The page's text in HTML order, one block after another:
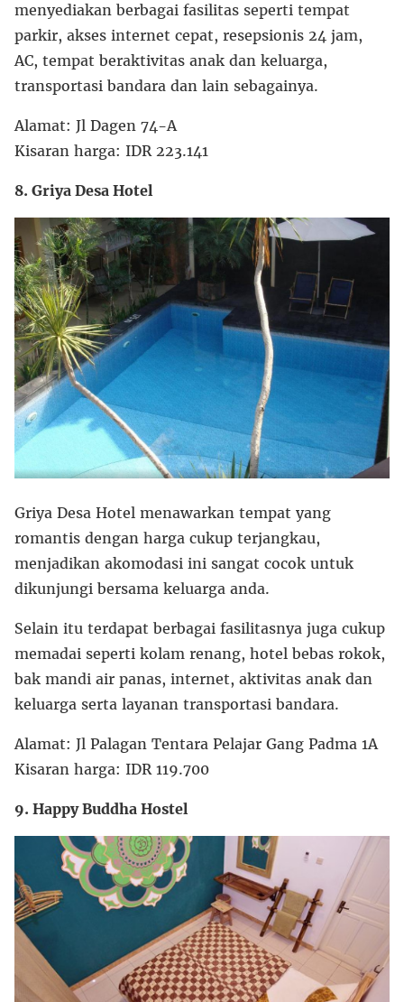
menyediakan berbagai fasilitas seperti tempat
parkir, akses internet cepat, resepsionis 24 jam,
AC, tempat beraktivitas anak dan keluarga,
transportasi bandara dan lain sebagainya.
Alamat: Jl Dagen 74-A
Kisaran harga: IDR 223.141
8. Griya Desa Hotel
Griya Desa Hotel menawarkan tempat yang
romantis dengan harga cukup terjangkau,
menjadikan akomodasi ini sangat cocok untuk
dikunjungi bersama keluarga anda.
Selain itu terdapat berbagai fasilitasnya juga cukup
memadai seperti kolam renang, hotel bebas rokok,
bak mandi air panas, internet, aktivitas anak dan
keluarga serta layanan transportasi bandara.
Alamat: Jl Palagan Tentara Pelajar Gang Padma 1A
Kisaran harga: IDR 119.700
9. Happy Buddha Hostel